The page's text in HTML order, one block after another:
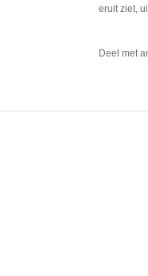
eruit ziet,
Deel met